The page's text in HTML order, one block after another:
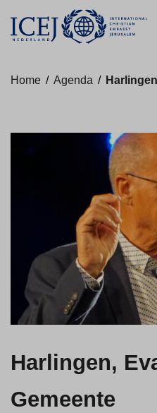
Home / Agenda /
Harlingen,
Gemeente